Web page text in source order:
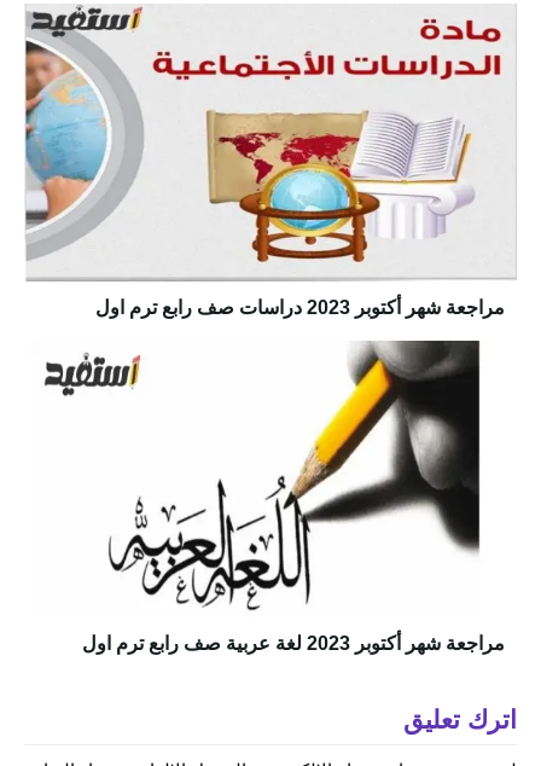
مراجعة شهر أكتوبر 2023 دراسات صف رابع ترم اول
مراجعة شهر أكتوبر 2023 لغة عربية صف رابع ترم اول
اترك تعليق